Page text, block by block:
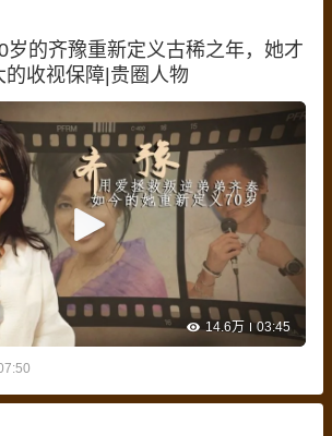
岁的齐豫重新定义古稀之年，她才
的收视保障|贵圈人物
14.6万 03:45